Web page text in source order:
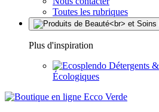
Toutes les rubriques
Plus d'inspiration
Détergents
Écologiques